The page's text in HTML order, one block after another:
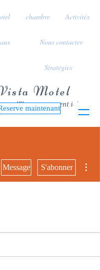
Motel
sur l'île commencent ici
maintenant
chambre Activités
Nous contacter
Stratégies
Message S'abonner